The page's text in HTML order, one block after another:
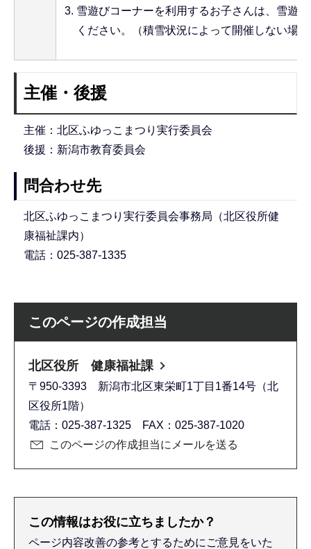
雪遊びコーナーを利用するお子さんは、雪遊
ください。（積雪状況によって開催しない場
主催・後援
主催：北区ふゆっこまつり実行委員会
後援：新潟市教育委員会
問合わせ先
北区ふゆっこまつり実行委員会事務局（北区役所健
康福祉課内）
電話：025-387-1335
このページの作成担当
北区役所 健康福祉課
〒950-3393 新潟市北区東栄町1丁目1番14号（北
区役所1階）
電話：025-387-1325 FAX：025-387-1020
このページの作成担当にメールを送る
この情報はお役に立ちましたか？
ページ内容改善の参考とするためにご意見をいた